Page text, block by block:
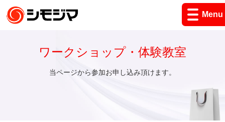
Menu
ワークショップ・体験教室
当ページから参加お申し込み頂けます。